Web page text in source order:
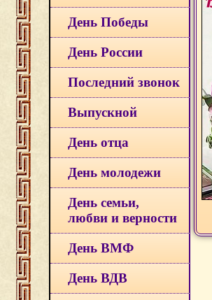
День Победы
День России
Последний звонок
Выпускной
День отца
День молодежи
День семьи,
любви и верности
День ВМФ
День ВДВ